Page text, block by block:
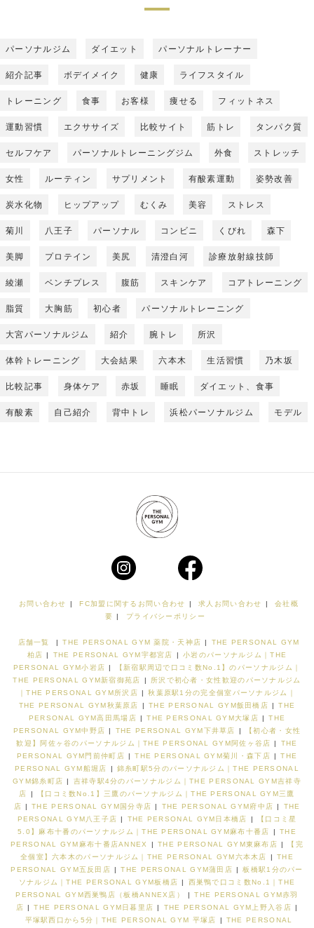
パーソナルジム ダイエット パーソナルトレーナー
紹介記事 ボデイメイク 健康 ライフスタイル
トレーニング 食事 お客様 痩せる フィットネス
運動習慣 エクササイズ 比較サイト 筋トレ タンパク質
セルフケア パーソナルトレーニングジム 外食 ストレッチ
女性 ルーティン サプリメント 有酸素運動 姿勢改善
炭水化物 ヒップアップ むくみ 美容 ストレス
菊川 八王子 パーソナル コンビニ くびれ 森下
美脚 プロテイン 美尻 清澄白河 診療放射線技師
綾瀬 ベンチプレス 腹筋 スキンケア コアトレーニング
脂質 大胸筋 初心者 パーソナルトレーニング
大宮パーソナルジム 紹介 腕トレ 所沢
体幹トレーニング 大会結果 六本木 生活習慣 乃木坂
比較記事 身体ケア 赤坂 睡眠 ダイエット、食事
有酸素 自己紹介 背中トレ 浜松パーソナルジム モデル
お問い合わせ | FC加盟に関するお問い合わせ | 求人お問い合わせ |
会社概
要 | プライバシーポリシー
店舗一覧 THE PERSONAL GYM 薬院・天神店
THE PERSONAL GYM
柏店
THE PERSONAL GYM宇都宮店
小岩のパーソナルジム｜THE
PERSONAL GYM小岩店
【新宿駅周辺で口コミ数No.1】のパーソナルジム｜
THE PERSONAL GYM新宿御苑店
所沢で初心者・女性歓迎のパーソナルジム
｜THE PERSONAL GYM所沢店
秋葉原駅1分の完全個室パーソナルジム｜
THE PERSONAL GYM秋葉原店
THE PERSONAL GYM飯田橋店
THE
PERSONAL GYM高田馬場店
THE PERSONAL GYM大塚店
THE
PERSONAL GYM中野店
THE PERSONAL GYM下井草店
【初心者・女性
歓迎】阿佐ヶ谷のパーソナルジム｜THE PERSONAL GYM阿佐ヶ谷店
THE
PERSONAL GYM門前仲町店
THE PERSONAL GYM菊川・森下店
THE
PERSONAL GYM船堀店
錦糸町駅5分のパーソナルジム｜THE PERSONAL
GYM錦糸町店
吉祥寺駅4分のパーソナルジム｜THE PERSONAL GYM吉祥寺
店
【口コミ数No.1】三鷹のパーソナルジム｜THE PERSONAL GYM三鷹
店
THE PERSONAL GYM国分寺店 THE PERSONAL GYM府中店
THE
PERSONAL GYM八王子店
THE PERSONAL GYM日本橋店
【口コミ星
5.0】麻布十番のパーソナルジム｜THE PERSONAL GYM麻布十番店
THE
PERSONAL GYM麻布十番店ANNEX
THE PERSONAL GYM東麻布店
【完
全個室】六本木のパーソナルジム｜THE PERSONAL GYM六本木店
THE
PERSONAL GYM五反田店
THE PERSONAL GYM蒲田店
板橋駅1分のパー
ソナルジム｜THE PERSONAL GYM板橋店
西巣鴨で口コミ数No.1｜THE
PERSONAL GYM西巣鴨店（板橋ANNEX店）
THE PERSONAL GYM赤羽
店
THE PERSONAL GYM日暮里店 THE PERSONAL GYM上野入谷店
平塚駅西口から5分｜THE PERSONAL GYM 平塚店
THE PERSONAL